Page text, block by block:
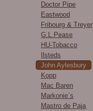
Doctor Pipe
Eastwood
Fribourg & Treyer
G.L.Pease
HU-Tobacco
Ilsteds
John Aylesbury
Kopp
Mac Baren
Markonie`s
Mastro de Paja